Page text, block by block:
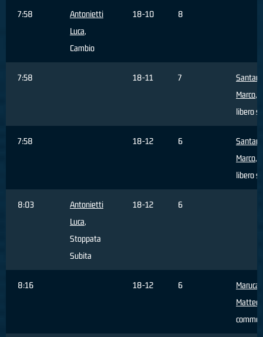
7:58
Antonietti
Luca,
Cambio
18-10 8
7:58 18-11 7
Marco,
libero
7:58 18-12 6
Marco,
libero
8:03
Antonietti
Luca,
Stoppata
Subita
18-12 6
8:16 18-12 6
Maruca
Matteo